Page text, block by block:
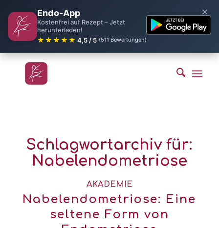
Endo-App
Kostenfrei auf Rezept – Jetzt
herunterladen!
★★★★★ 4,5 / 5 (511 Bewertungen)
×
Schlagwortarchiv für:
Nabelendometriose
AKADEMIE
Nabelendometriose: Eine
seltene Form von